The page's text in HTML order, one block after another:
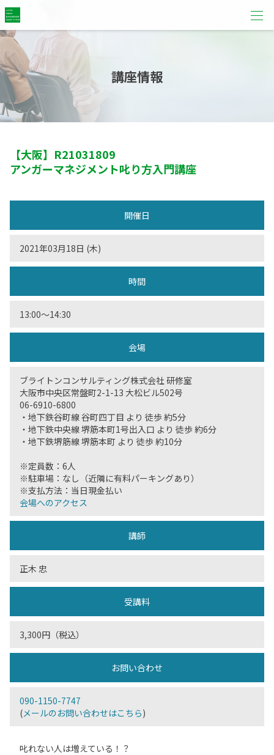
講座情報
【大阪】 R21031809
アンガーマネジメント叱り方入門講座
開催日
2021年03月18日 (木)
時間
13:00〜14:30
会場
ブライトンコンサルティング株式会社 研修室
大阪市中央区常盤町2-1-13 大松ビル502号
06-6910-6800
・地下鉄谷町線 谷町四丁目 より 徒歩 約5分
・地下鉄中央線 堺筋本町1号出入口 より 徒歩 約6分
・地下鉄堺筋線 堺筋本町 より 徒歩 約10分
※定員数：6人
※駐車場：なし（近隣に有料パーキングあり）
※支払方法：当日現金払い
会場へのアクセス
講師
正木 忠
受講料
3,300円（税込）
お問い合わせ
090-1150-7747
(メールのお問い合わせはこちら)
叱れない人は増えている！？